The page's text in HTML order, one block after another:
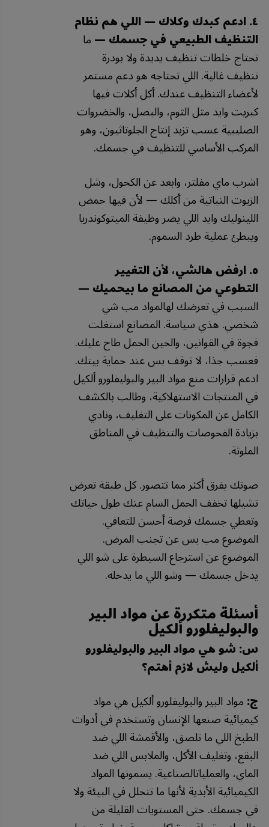
٤. ادعم كبدك وكلاك — اللي هم نظام
التنظيف الطبيعي في جسمك —ما
تحتاج خلطات تنظيف يديدة ولا بودرة
تنظيف غالية. اللي تحتاجه هو دعم مستمر
لأعضاء التنظيف عندك. أكل أكلات فيها
كبريت وايد مثل الثوم، والبصل، والخضروات
الصليبية عسب تزيد إنتاج الجلوتاثيون، وهو
المركب الأساسي للتنظيف في جسمك.
اشرب ماي مفلتر، وابعد عن الكحول، وشل
الزيوت النباتية من أكلك — لأن فيها حمض
اللينوليك وايد اللي يضر وظيفة الميتوكوندريا
ويبطئ عملية طرد السموم.
٥. ارفض هالشي، لأن التغيير
التطوعي من المصانع ما بيحميك —
السبب في تعرضك لهالمواد مب شي
شخصي. هذي سياسة. المصانع استغلت
فجوة في القوانين، والحين الحمل طاح عليك.
فعسب جذا، لا توقف بس عند حماية بيتك.
ادعم قرارات منع مواد البير والبوليفلورو ألكيل
في المنتجات الاستهلاكية، وطالب بالكشف
الكامل عن المكونات على التغليف، ونادي
بزيادة الفحوصات والتنظيف في المناطق
الملوثة.
صوتك يفرق أكثر مما تتصور. كل طبقة تعرض
تشيلها تخفف الحمل السام عنك طول حياتك
وتعطي جسمك فرصة أحسن للتعافي.
الموضوع مب بس عن تجنب المرض.
الموضوع عن استرجاع السيطرة على شو اللي
يدخل جسمك — وشو اللي ما يدخله.
أسئلة متكررة عن مواد البير
والبوليفلورو ألكيل
س: شو هي مواد البير والبوليفلورو
ألكيل وليش لازم أهتم؟
ج:مواد البير والبوليفلورو ألكيل هي مواد
كيميائية صنعها الإنسان وتستخدم في أدوات
الطبخ اللي ما تلصق، والأقمشة اللي ضد
البقع، وتغليف الأكل، والملابس اللي ضد
الماي، والعملياتالصناعية. يسمونها المواد
الكيميائية الأبدية لأنها ما تتحلل في البيئة ولا
في جسمك. حتى المستويات القليلة من